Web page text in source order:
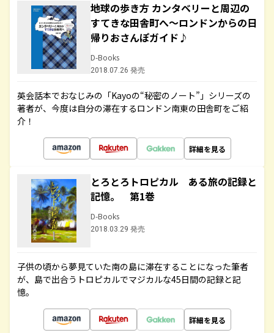
地球の歩き方 カンタベリーと周辺の
すてきな田舎町へ～ロンドンからの日
帰りおさんぽガイド♪
D-Books
2018.07.26 発売
英会話本でおなじみの「Kayoの“秘密のノート”」シリーズの
著者が、今度は自分の滞在するロンドン南東の田舎町をご紹
介！
詳細を見る
とろとろトロピカル ある旅の記録と
記憶。 第1巻
D-Books
2018.03.29 発売
子供の頃から夢見ていた南の島に滞在することになった筆者
が、島で出合うトロピカルでマジカルな45日間の記録と記
憶。
詳細を見る